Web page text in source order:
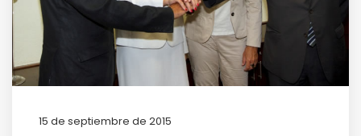
15 de septiembre de 2015